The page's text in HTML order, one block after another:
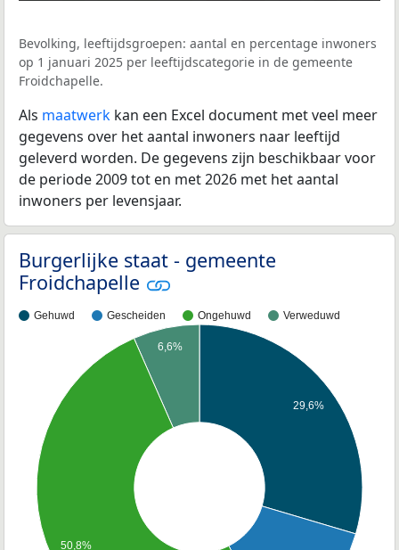
Bevolking, leeftijdsgroepen: aantal en percentage inwoners
op 1 januari 2025 per leeftijdscategorie in de gemeente
Froidchapelle.
Als maatwerk kan een Excel document met veel meer
gegevens over het aantal inwoners naar leeftijd
geleverd worden. De gegevens zijn beschikbaar voor
de periode 2009 tot en met 2026 met het aantal
inwoners per levensjaar.
Burgerlijke staat - gemeente
Froidchapelle
Gehuwd Gescheiden Ongehuwd Verweduwd
29,6%
6,6%
50,8%